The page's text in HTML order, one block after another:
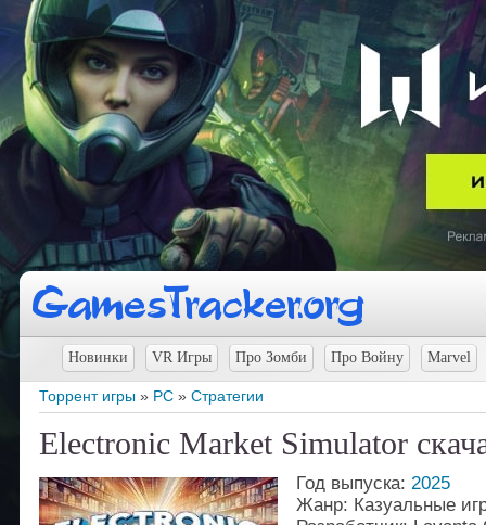
Новинки VR Игры Про Зомби Про Войну Marvel
Торрент игры » PC » Стратегии
Electronic Market Simulator
Год выпуска: 2025
Жанр: Казуальные